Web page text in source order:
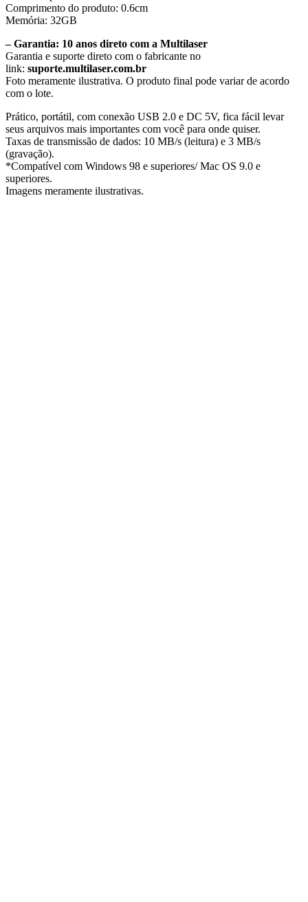
Comprimento do produto: 0.6cm
Memória: 32GB
– Garantia: 10 anos direto com a Multilaser
Garantia e suporte direto com o fabricante no
link: suporte.multilaser.com.br
Foto meramente ilustrativa. O produto final pode variar de acordo
com o lote.
Prático, portátil, com conexão USB 2.0 e DC 5V, fica fácil levar
seus arquivos mais importantes com você para onde quiser.
Taxas de transmissão de dados: 10 MB/s (leitura) e 3 MB/s
(gravação).
*Compatível com Windows 98 e superiores/ Mac OS 9.0 e
superiores.
Imagens meramente ilustrativas.